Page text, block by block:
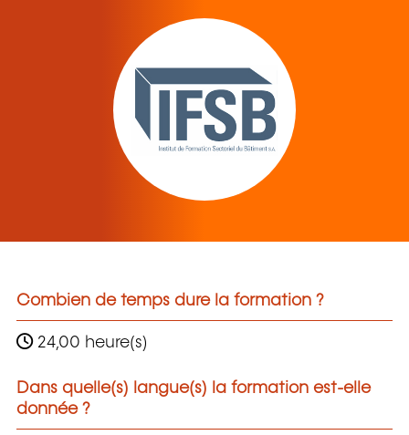
Combien de temps dure la formation ?
24,00 heure(s)
Dans quelle(s) langue(s) la formation est-elle
donnée ?